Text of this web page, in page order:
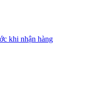
khi nhận hàng